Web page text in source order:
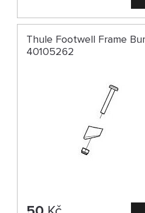
Thule Footwell Frame
40105262